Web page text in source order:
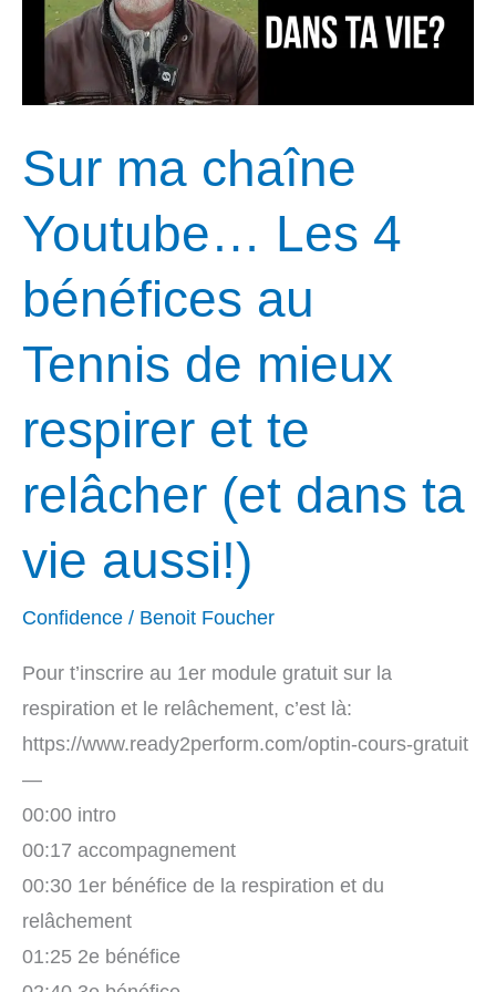
Sur ma chaîne
Youtube… Les 4
bénéfices au
Tennis de mieux
respirer et te
relâcher (et dans ta
vie aussi!)
Confidence / Benoit Foucher
Pour t’inscrire au 1er module gratuit sur la
respiration et le relâchement, c’est là:
https://www.ready2perform.com/optin-cours-gratuit
—
00:00 intro
00:17 accompagnement
00:30 1er bénéfice de la respiration et du
relâchement
01:25 2e bénéfice
Les
bénéfices
Tennis
de
mieux
respirer
et
relâcher
dans
vie
aussi!)